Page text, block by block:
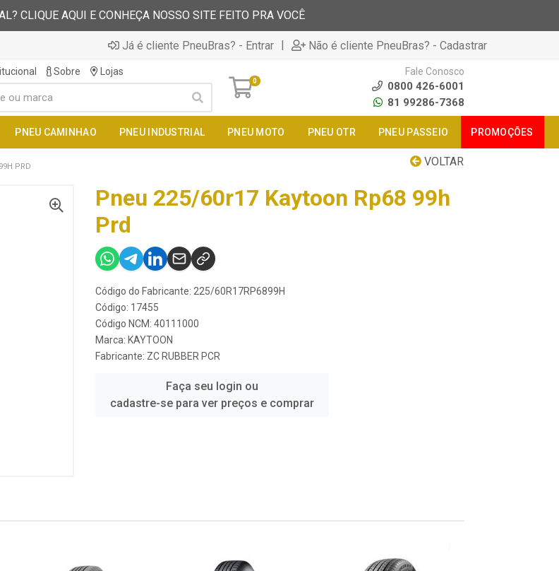
CLIQUE AQUI E CONHEÇA NOSSO SITE FEITO PRA VOCÊ
Já é cliente PneuBras? - Entrar | Não é cliente PneuBras? - Cadastrar
Sobre Lojas
0
Fale Conosco
0800 426-6001
81 99286-7368
PNEU CAMINHAO PNEU INDUSTRIAL PNEU MOTO PNEU OTR PNEU PASSEIO PROMOÇÕES
VOLTAR
PRD
Pneu 225/60r17 Kaytoon Rp68 99h
Prd
Código do Fabricante: 225/60R17RP6899H
Código: 17455
Código NCM: 40111000
Marca: KAYTOON
Fabricante: ZC RUBBER PCR
Faça seu login ou
cadastre-se para ver preços e comprar